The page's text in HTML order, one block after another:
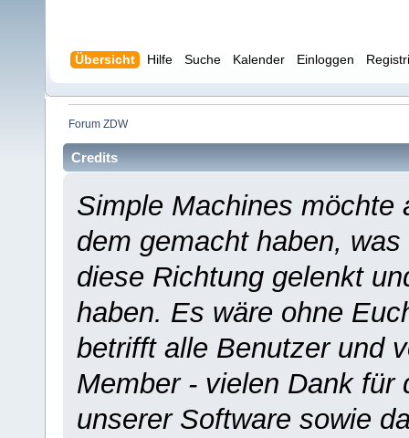
Übersicht Hilfe Suche Kalender Einloggen
Forum ZDW
Credits
Simple Machines möchte
dem gemacht haben,
diese Richtung gelenkt
haben. Es wäre ohne
betrifft alle Benutzer und
Member - vielen Dank für
unserer Software sowie